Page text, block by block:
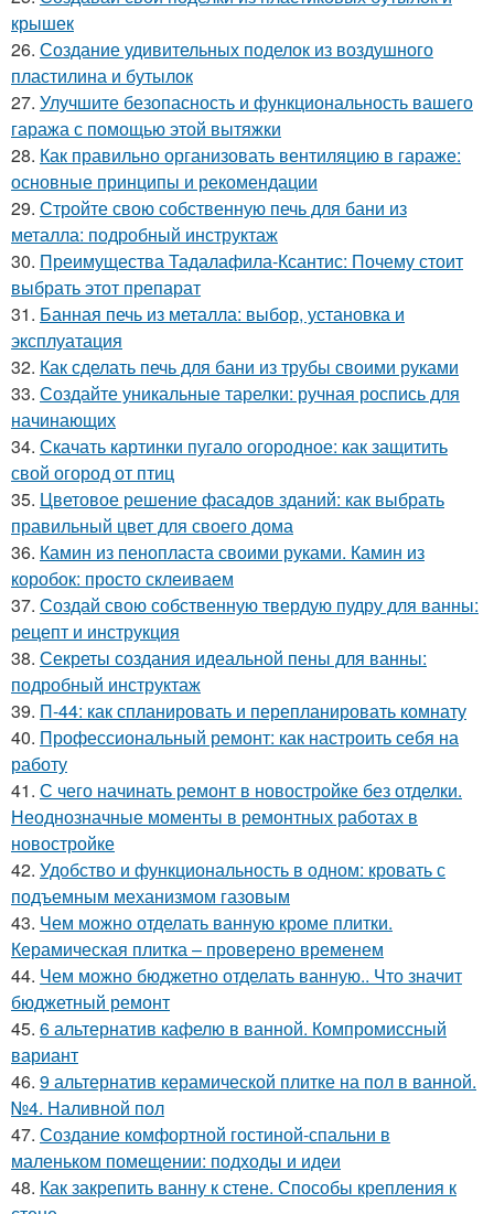
крышек
26. Создание удивительных поделок из воздушного
пластилина и бутылок
27. Улучшите безопасность и функциональность вашего
гаража с помощью этой вытяжки
28. Как правильно организовать вентиляцию в гараже:
основные принципы и рекомендации
29. Стройте свою собственную печь для бани из
металла: подробный инструктаж
30. Преимущества Тадалафила-Ксантис: Почему стоит
выбрать этот препарат
31. Банная печь из металла: выбор, установка и
эксплуатация
32. Как сделать печь для бани из трубы своими руками
33. Создайте уникальные тарелки: ручная роспись для
начинающих
34. Скачать картинки пугало огородное: как защитить
свой огород от птиц
35. Цветовое решение фасадов зданий: как выбрать
правильный цвет для своего дома
36. Камин из пенопласта своими руками. Камин из
коробок: просто склеиваем
37. Создай свою собственную твердую пудру для ванны:
рецепт и инструкция
38. Секреты создания идеальной пены для ванны:
подробный инструктаж
39. П-44: как спланировать и перепланировать комнату
40. Профессиональный ремонт: как настроить себя на
работу
41. С чего начинать ремонт в новостройке без отделки.
Неоднозначные моменты в ремонтных работах в
новостройке
42. Удобство и функциональность в одном: кровать с
подъемным механизмом газовым
43. Чем можно отделать ванную кроме плитки.
Керамическая плитка – проверено временем
44. Чем можно бюджетно отделать ванную.. Что значит
бюджетный ремонт
45. 6 альтернатив кафелю в ванной. Компромиссный
вариант
46. 9 альтернатив керамической плитке на пол в ванной.
№4. Наливной пол
47. Создание комфортной гостиной-спальни в
маленьком помещении: подходы и идеи
48. Как закрепить ванну к стене. Способы крепления к